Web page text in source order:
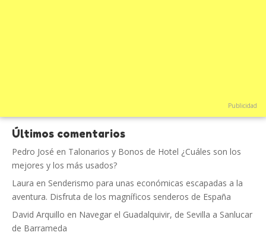
Publicidad
Últimos comentarios
Pedro José en Talonarios y Bonos de Hotel ¿Cuáles son los
mejores y los más usados?
Laura en Senderismo para unas económicas escapadas a la
aventura. Disfruta de los magníficos senderos de España
David Arquillo en Navegar el Guadalquivir, de Sevilla a Sanlucar
de Barrameda